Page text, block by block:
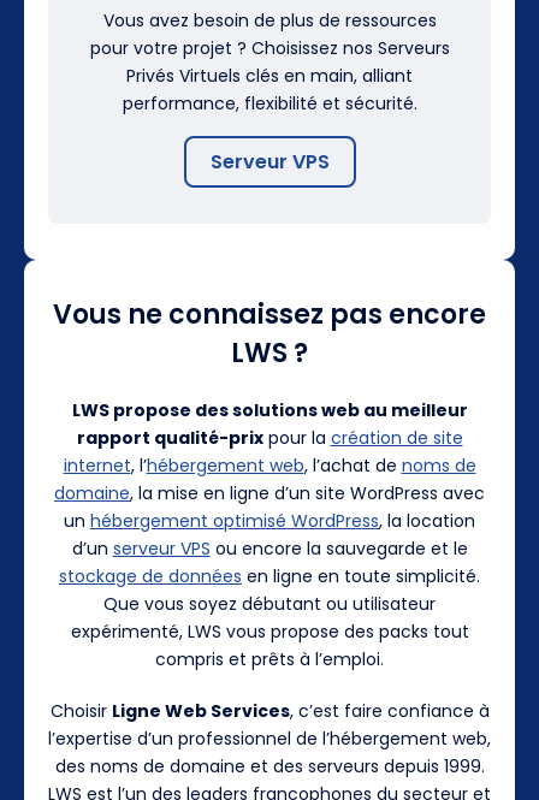
Vous avez besoin de plus de ressources
pour votre projet ? Choisissez nos Serveurs
Privés Virtuels clés en main, alliant
performance, flexibilité et sécurité.
Serveur VPS
Vous ne connaissez pas encore
LWS ?
LWS propose des solutions web au meilleur
rapport qualité-prixpour la création de site
internet, l’hébergement web, l’achat de noms de
domaine, la mise en ligne d’un site WordPress avec
un hébergement optimisé WordPress, la location
d’un serveur VPS ou encore la sauvegarde et le
stockage de données en ligne en toute simplicité.
Que vous soyez débutant ou utilisateur
expérimenté, LWS vous propose des packs tout
compris et prêts à l’emploi.
Choisir Ligne Web Services, c’est faire confiance à
l’expertise d’un professionnel de l’hébergement web,
des noms de domaine et des serveurs depuis 1999.
LWS est l’un des leaders francophones du secteur et